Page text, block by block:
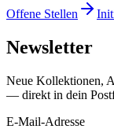
Offene Stellen
Newsletter
Neue Kollektionen,
— direkt in dein
E-Mail-Adresse